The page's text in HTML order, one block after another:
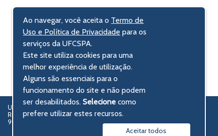
UFCSPA – Universidade Federal de Ciências da Saúde de Porto Alegre
Rua Sarmento Leite, 245 - Centro Histórico
90050-170 Porto Alegre, RS, Brasil
Ao navegar, você aceita o Termo de
Uso e Política de Privacidade para os
serviços da UFCSPA.
Este site utiliza cookies para uma
melhor experiência de utilização.
Alguns são essenciais para o
funcionamento do site e não podem
ser desabilitados.Selecionecomo
prefere utilizar estes recursos.
Aceitar todos